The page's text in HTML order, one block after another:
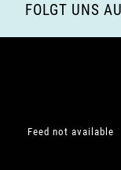
FOLGT UNS
Feed not available